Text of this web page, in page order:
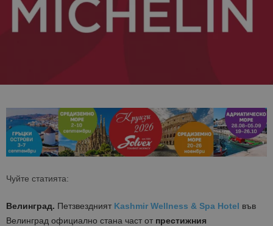
Чуйте статията:
Велинград. Петзвездният Kashmir Wellness & Spa Hotel във
Велинград официално стана част от престижния